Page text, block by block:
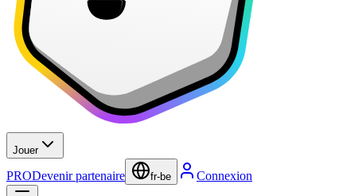
Jouer
PRODevenir partenaire fr-be Connexion